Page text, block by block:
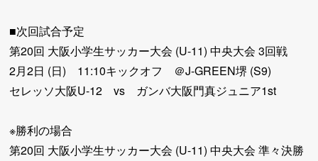
■次回試合予定
第20回 大阪小学生サッカー大会 (U-11) 中央大会 3回戦
2月2日 (日) 11:10キックオフ ＠J-GREEN堺 (S9)
セレッソ大阪U-12 vs ガンバ大阪門真ジュニア1st
※勝利の場合
第20回 大阪小学生サッカー大会 (U-11) 中央大会 準々決勝